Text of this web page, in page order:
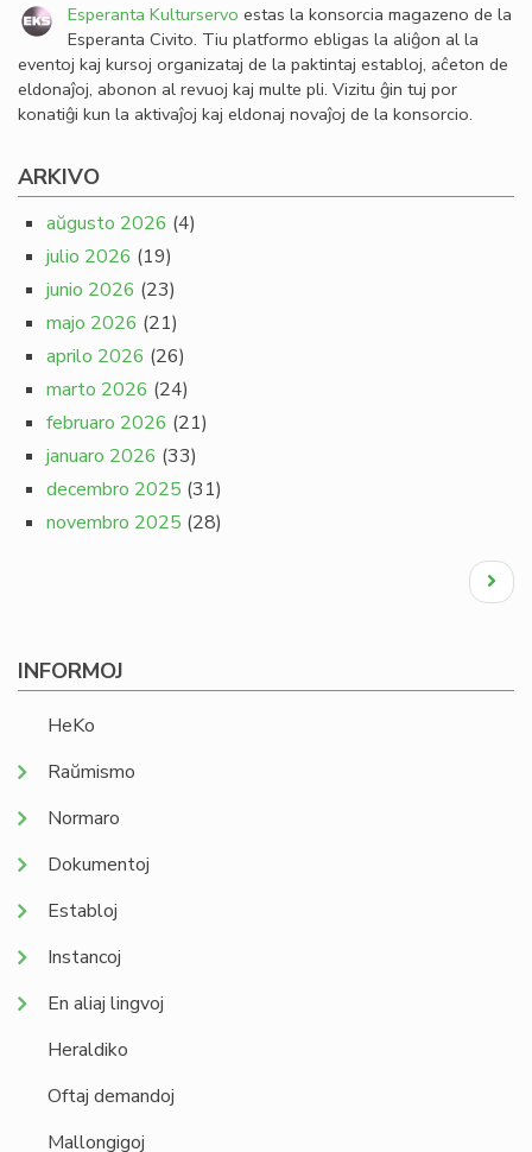
Esperanta Kulturservo estas la konsorcia magazeno de la
Esperanta Civito. Tiu platformo ebligas la aliĝon al la
eventoj kaj kursoj organizataj de la paktintaj establoj, aĉeton de
eldonaĵoj, abonon al revuoj kaj multe pli. Vizitu ĝin tuj por
konatiĝi kun la aktivaĵoj kaj eldonaj novaĵoj de la konsorcio.
ARKIVO
aŭgusto 2026 (4)
julio 2026 (19)
junio 2026 (23)
majo 2026 (21)
aprilo 2026 (26)
marto 2026 (24)
februaro 2026 (21)
januaro 2026 (33)
decembro 2025 (31)
novembro 2025 (28)
Next
page
INFORMOJ
HeKo
Raŭmismo
Normaro
Dokumentoj
Establoj
Instancoj
En aliaj lingvoj
Heraldiko
Oftaj demandoj
Mallongigoj